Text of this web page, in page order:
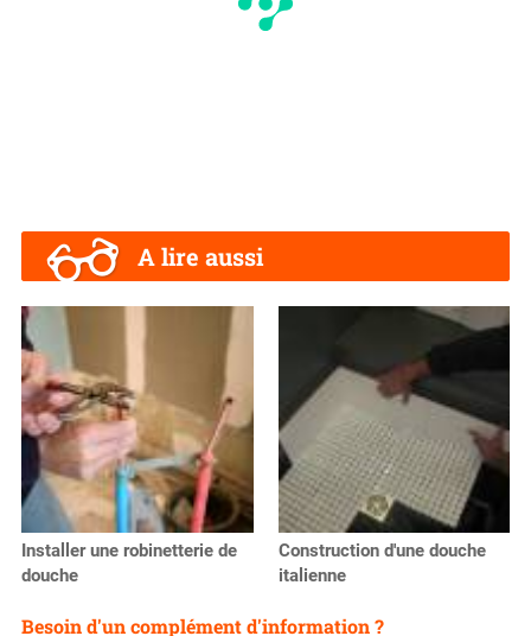
A lire aussi
Installer une robinetterie de
douche
Construction d'une douche
italienne
Besoin d'un complément d'information ?